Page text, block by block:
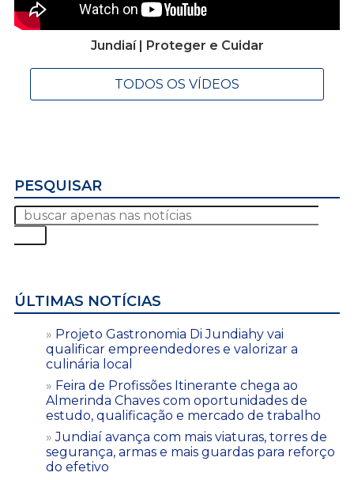
Jundiaí | Proteger e Cuidar
TODOS OS VÍDEOS
PESQUISAR
ÚLTIMAS NOTÍCIAS
Projeto Gastronomia Di Jundiahy vai
qualificar empreendedores e valorizar a
culinária local
Feira de Profissões Itinerante chega ao
Almerinda Chaves com oportunidades de
estudo, qualificação e mercado de trabalho
Jundiaí avança com mais viaturas, torres de
segurança, armas e mais guardas para reforço
do efetivo